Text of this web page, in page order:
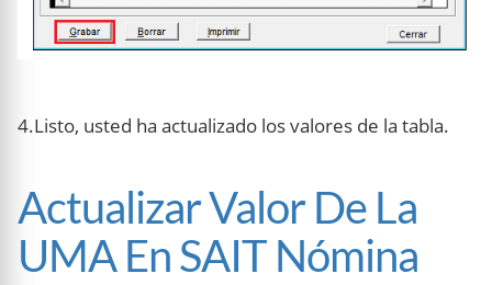
4.Listo, usted ha actualizado los valores de la tabla.
Actualizar Valor De La
UMA En SAIT Nómina